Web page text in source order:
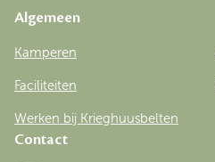
Contact
Algemeen
Kamperen
Faciliteiten
Werken bij Krieghuusbelten